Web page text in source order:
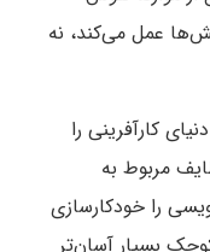
عمل می‌کند، نه
کارآفرینی را
مربوط به
را خودکارسازی
بسیار آسان‌تر